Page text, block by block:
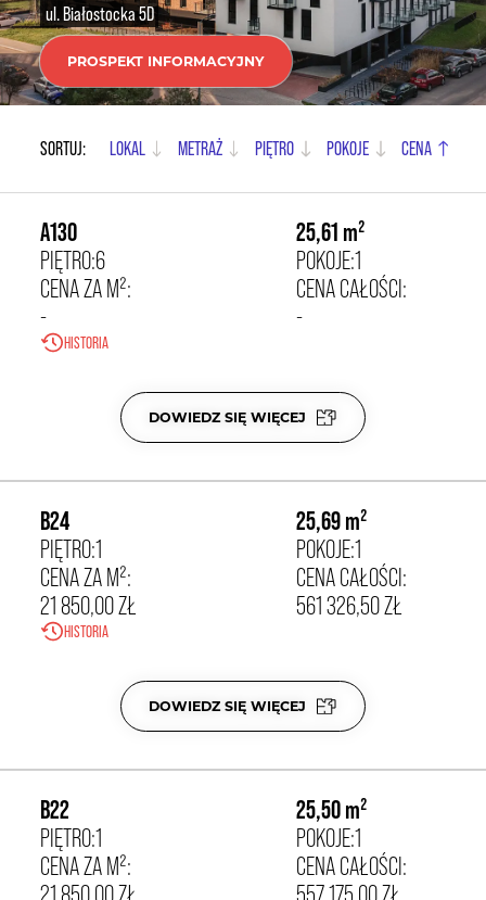
ul. Białostocka 5D
PROSPEKT INFORMACYJNY
SORTUJ: LOKAL PIĘTRO POKOJE
METRAŻ CENA
A130
PIĘTRO:6 POKOJE:1
25,61 m²
CENA ZA M²:
-
CENA CAŁOŚCI:
-
HISTORIA
21 950,00 zł/m²
POW. DODATKOWA:-
SPRZEDANE KLATKA:A
DOWIEDZ SIĘ WIĘCEJ
B24
PIĘTRO:1 POKOJE:1
25,69 m²
CENA ZA M²:
21 850,00 ZŁ
CENA CAŁOŚCI:
561 326,50 ZŁ
HISTORIA
POW. DODATKOWA:BALKON 2.98M²
WOLNE KLATKA:B
DOWIEDZ SIĘ WIĘCEJ
B22
PIĘTRO:1 POKOJE:1
25,50 m²
CENA ZA M²:
CENA CAŁOŚCI: